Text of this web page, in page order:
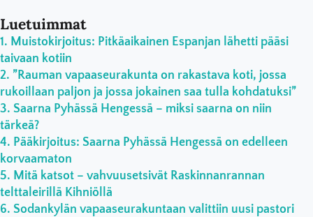
Luetuimmat
Muistokirjoitus: Pitkäaikainen Espanjan lähetti pääsi
taivaan kotiin
”Rauman vapaaseurakunta on rakastava koti, jossa
rukoillaan paljon ja jossa jokainen saa tulla kohdatuksi”
Saarna Pyhässä Hengessä – miksi saarna on niin
tärkeä?
Pääkirjoitus: Saarna Pyhässä Hengessä on edelleen
korvaamaton
Mitä katsot – vahvuusetsivät Raskinnanrannan
telttaleirillä Kihniöllä
Sodankylän vapaaseurakuntaan valittiin uusi pastori